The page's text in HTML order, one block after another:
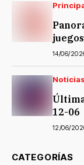
14/06/
Noticias
12-06
12/06/
CATEGORÍAS